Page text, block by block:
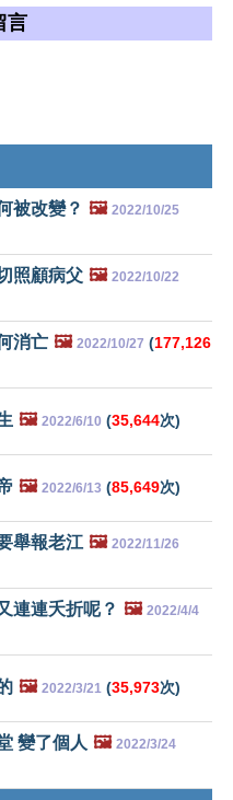
言
被改變？ 🖼️ 2022/10/25
照顧病父 🖼️ 2022/10/22
消亡 🖼️ 2022/10/27 (177,126
🖼️ 2022/6/10 (35,644次)
🖼️ 2022/6/13 (85,649次)
舉報老江 🖼️ 2022/11/26
連連夭折呢？ 🖼️ 2022/4/4
🖼️ 2022/3/21 (35,973次)
變了個人 🖼️ 2022/3/24